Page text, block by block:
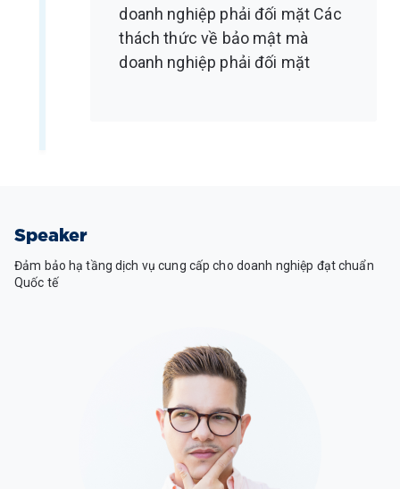
doanh nghiệp phải đối mặt Các
thách thức về bảo mật mà
doanh nghiệp phải đối mặt
Speaker
Đảm bảo hạ tầng dịch vụ cung cấp cho doanh nghiệp đạt chuẩn
Quốc tế